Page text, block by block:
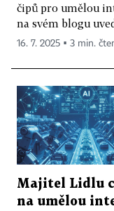
čipů pro umělou
na svém blogu
16. 7. 2025 ▪ 3 min.
Majitel Lidlu
na umělou